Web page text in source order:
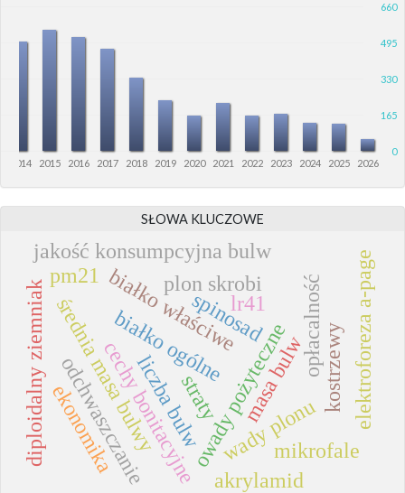
0
660
330
165
495
2014 2015 2016 2017 2018 2019 2020 2021 2022 2023 2024 2025 2026
SŁOWA KLUCZOWE
cechy bonitacyjne
białko właściwe
jakość konsumpcyjna bulw
owady pożyteczne
spinosad
plon skrobi
wady plonu
liczba bulw masa bulw
średnia masa bulwybiałko ogólne
odchwaszczanie
opłacalność
ekonomika
diploidalny ziemniak kostrzewy
lr41
pm21 elektroforeza a-page
mikrofale
akrylamid
straty